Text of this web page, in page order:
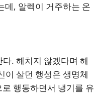
데, 알렉이 거주하는 온
. 해치지 않겠다며 해
이 살던 행성은 생명체
행동하면서 냉기를 유